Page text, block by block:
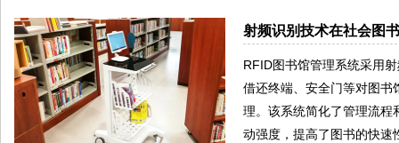
射频识别技术在社会图
RFID图书馆管理系统采用
借还终端、安全门等对图书
理。该系统简化了管理流程
动强度，提高了图书的快速